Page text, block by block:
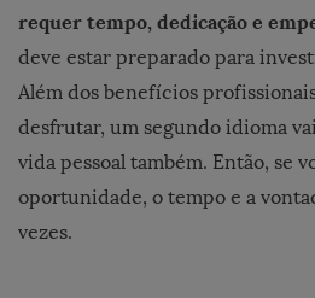
requer tempo, dedicação e
deve estar preparado para
Além dos benefícios
desfrutar, um segundo idioma
vida pessoal também. Então, se
oportunidade, o tempo e a
vezes.